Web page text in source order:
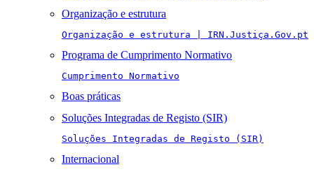
Organização e estrutura
Organização e estrutura | IRN.Justiça.Gov.pt
Programa de Cumprimento Normativo
Cumprimento Normativo
Boas práticas
Soluções Integradas de Registo (SIR)
Soluções Integradas de Registo (SIR)
Internacional